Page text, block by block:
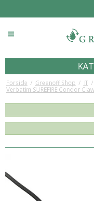
Forside / Greenoff Shop / IT /
Verbatim SUREFIRE Condor